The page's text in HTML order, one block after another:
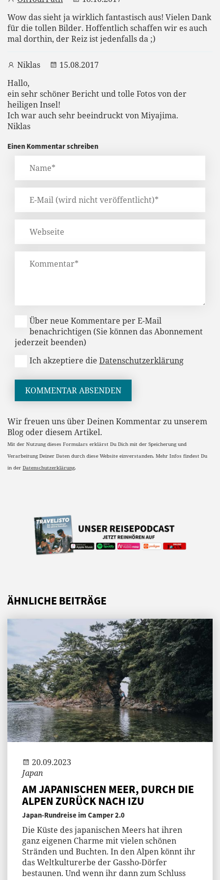
Wow das sieht ja wirklich fantastisch aus! Vielen Dank
für die tollen Bilder. Hoffentlich schaffen wir es auch
mal dorthin, der Reiz ist jedenfalls da ;)
Niklas
15.08.2017
Hallo,
ein sehr schöner Bericht und tolle Fotos von der
heiligen Insel!
Ich war auch sehr beeindruckt von Miyajima.
Niklas
Einen Kommentar schreiben
Über neue Kommentare per E-Mail
benachrichtigen (Sie können das Abonnement
jederzeit beenden)
Ich akzeptiere die Datenschutzerklärung
KOMMENTAR ABSENDEN
Wir freuen uns über Deinen Kommentar zu unserem
Blog oder diesem Artikel.
Mit der Nutzung dieses Formulars erklärst Du Dich mit der Speicherung und
Verarbeitung Deiner Daten durch diese Website einverstanden. Mehr Infos findest Du
in der Datenschutzerklärung.
ÄHNLICHE BEITRÄGE
Andi
20.09.2023
Japan
AM JAPANISCHEN MEER, DURCH DIE
ALPEN ZURÜCK NACH IZU
Japan-Rundreise im Camper 2.0
Die Küste des japanischen Meers hat ihren
ganz eigenen Charme mit vielen schönen
Stränden und Buchten. In den Alpen könnt ihr
das Weltkulturerbe der Gassho-Dörfer
bestaunen. Und wenn ihr dann zum Schluss